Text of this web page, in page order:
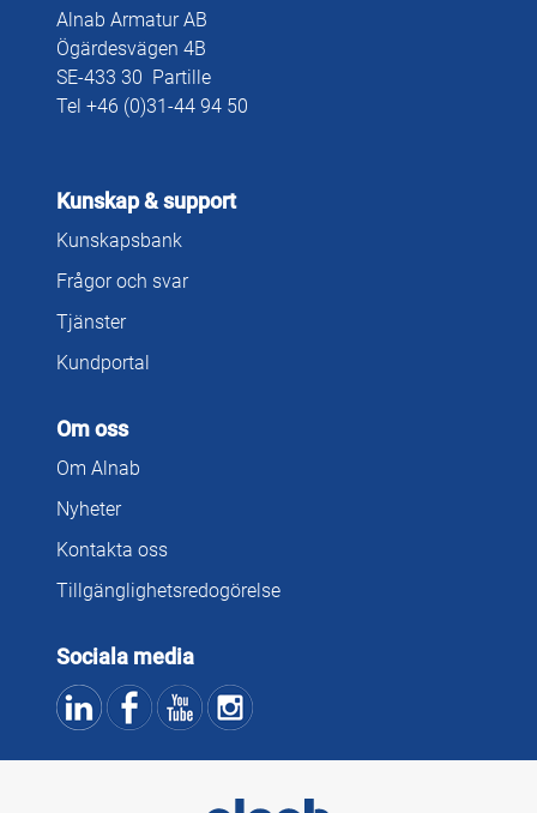
Alnab Armatur AB
Ögärdesvägen 4B
SE-433 30 Partille
Tel +46 (0)31-44 94 50
Kunskap & support
Kunskapsbank
Frågor och svar
Tjänster
Kundportal
Om oss
Om Alnab
Nyheter
Kontakta oss
Tillgänglighetsredogörelse
Sociala media